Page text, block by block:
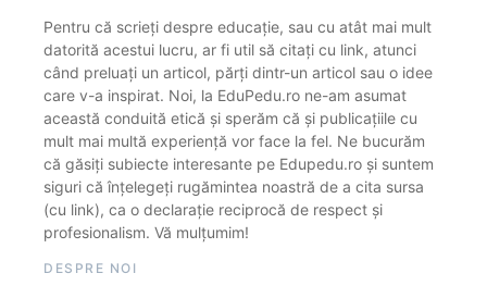
Pentru că scrieți despre educație, sau cu atât mai mult
datorită acestui lucru, ar fi util să citați cu link, atunci
când preluați un articol, părți dintr-un articol sau o idee
care v-a inspirat. Noi, la EduPedu.ro ne-am asumat
această conduită etică și sperăm că și publicațiile cu
mult mai multă experiență vor face la fel. Ne bucurăm
că găsiți subiecte interesante pe Edupedu.ro și suntem
siguri că înțelegeți rugămintea noastră de a cita sursa
(cu link), ca o declarație reciprocă de respect și
profesionalism. Vă mulțumim!
DESPRE NOI